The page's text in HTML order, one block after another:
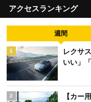
アクセスランキング
週間
1
レクサ
いい」
2
【カー